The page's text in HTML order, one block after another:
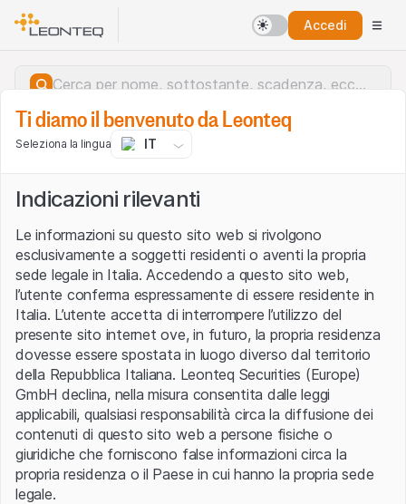
Accedi
Errore del server.
Ti diamo il benvenuto da Leonteq
Seleziona la lingua IT
Indicazioni rilevanti
Le informazioni su questo sito web si rivolgono
esclusivamente a soggetti residenti o aventi la propria
sede legale in Italia. Accedendo a questo sito web,
l’utente conferma espressamente di essere residente in
Italia. L’utente accetta di interrompere l’utilizzo del
presente sito internet ove, in futuro, la propria residenza
dovesse essere spostata in luogo diverso dal territorio
della Repubblica Italiana. Leonteq Securities (Europe)
GmbH declina, nella misura consentita dalle leggi
applicabili, qualsiasi responsabilità circa la diffusione dei
contenuti di questo sito web a persone fisiche o
giuridiche che forniscono false informazioni circa la
propria residenza o il Paese in cui hanno la propria sede
legale.